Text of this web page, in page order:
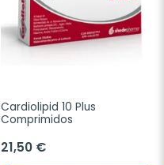
Cardiolipid 10 Plus
Comprimidos
21,50 €